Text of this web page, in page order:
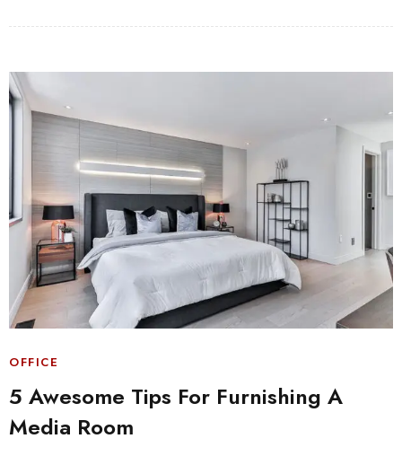
OFFICE
5 Awesome Tips For Furnishing A
Media Room